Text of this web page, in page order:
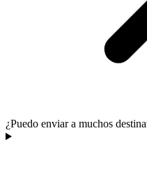
¿Puedo enviar a muchos